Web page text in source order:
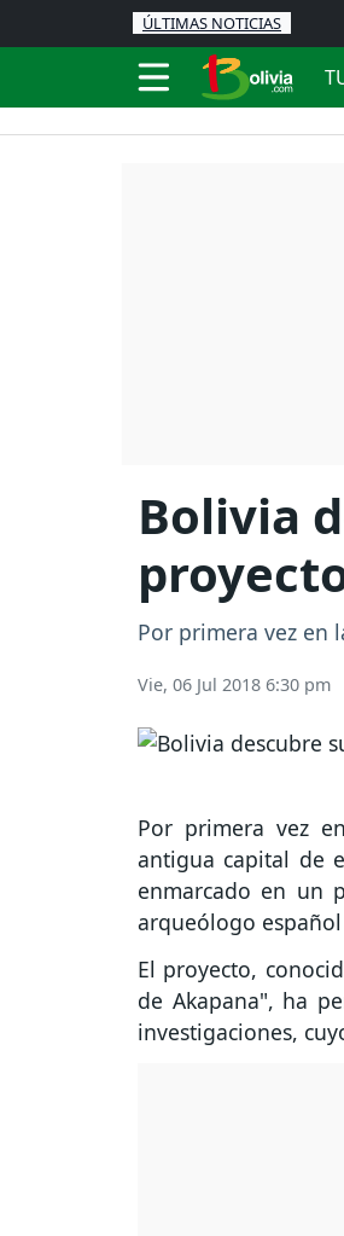
ÚLTIMAS NOTICIAS
Bolivia
Por primera vez en
Vie, 06 Jul 2018 6:30 pm
Por primera vez
antigua capital de
enmarcado en un
arqueólogo
El proyecto,
de Akapana", ha
investigaciones,